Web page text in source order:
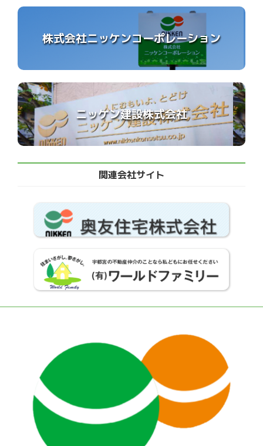
株式会社ニッケンコーポレーション
ニッケン建設株式会社
関連会社サイト